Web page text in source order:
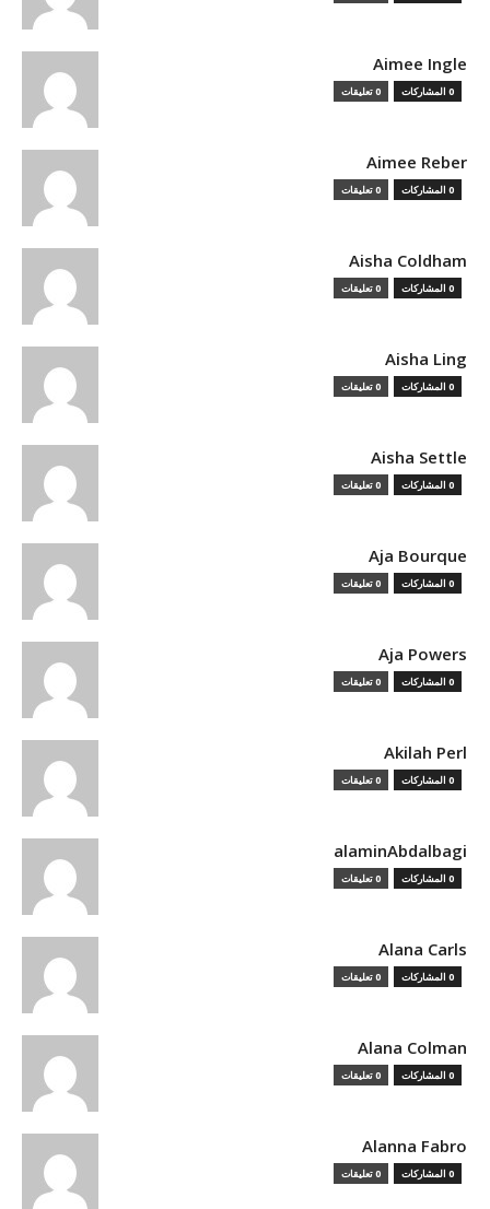
Aimee Ingle
0 المشاركات 0 تعليقات
Aimee Reber
0 المشاركات 0 تعليقات
Aisha Coldham
0 المشاركات 0 تعليقات
Aisha Ling
0 المشاركات 0 تعليقات
Aisha Settle
0 المشاركات 0 تعليقات
Aja Bourque
0 المشاركات 0 تعليقات
Aja Powers
0 المشاركات 0 تعليقات
Akilah Perl
0 المشاركات 0 تعليقات
alaminAbdalbagi
0 المشاركات 0 تعليقات
Alana Carls
0 المشاركات 0 تعليقات
Alana Colman
0 المشاركات 0 تعليقات
Alanna Fabro
0 المشاركات 0 تعليقات